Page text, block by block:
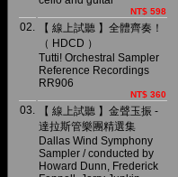
NT$ 598
02.
【 線上試聽 】全體齊奏！
（ HDCD ）
Tutti! Orchestral Sampler
Reference Recordings
RR906
NT$ 360
03.
【 線上試聽 】金聲玉振 -
達拉斯管樂團精選集
Dallas Wind Symphony
Sampler / conducted by
Howard Dunn, Frederick